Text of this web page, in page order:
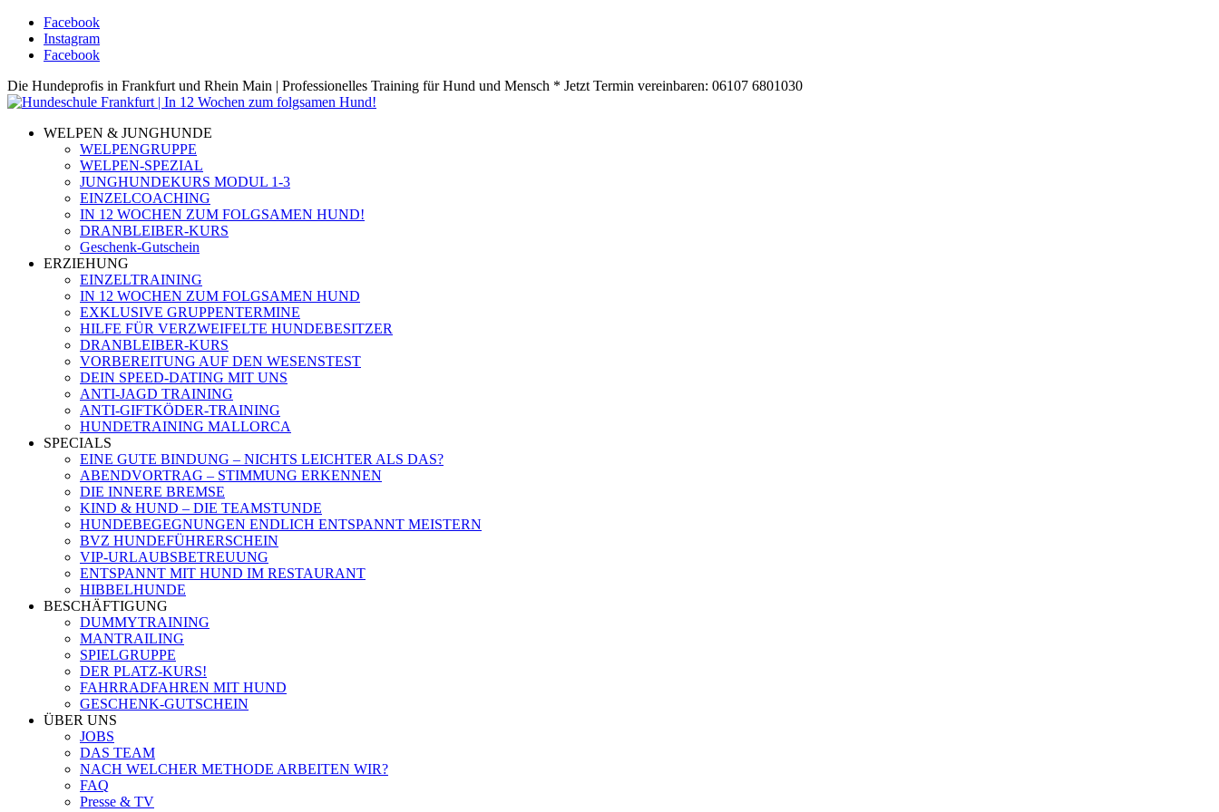
Facebook
Instagram
Facebook
Die Hundeprofis in Frankfurt und Rhein Main | Professionelles Training für Hund und Mensch * Jetzt Termin vereinbaren: 06107 6801030
WELPEN & JUNGHUNDE
WELPENGRUPPE
WELPEN-SPEZIAL
JUNGHUNDEKURS MODUL 1-3
EINZELCOACHING
IN 12 WOCHEN ZUM FOLGSAMEN HUND!
DRANBLEIBER-KURS
Geschenk-Gutschein
ERZIEHUNG
EINZELTRAINING
IN 12 WOCHEN ZUM FOLGSAMEN HUND
EXKLUSIVE GRUPPENTERMINE
HILFE FÜR VERZWEIFELTE HUNDEBESITZER
DRANBLEIBER-KURS
VORBEREITUNG AUF DEN WESENSTEST
DEIN SPEED-DATING MIT UNS
ANTI-JAGD TRAINING
ANTI-GIFTKÖDER-TRAINING
HUNDETRAINING MALLORCA
SPECIALS
EINE GUTE BINDUNG – NICHTS LEICHTER ALS DAS?
ABENDVORTRAG – STIMMUNG ERKENNEN
DIE INNERE BREMSE
KIND & HUND – DIE TEAMSTUNDE
HUNDEBEGEGNUNGEN ENDLICH ENTSPANNT MEISTERN
BVZ HUNDEFÜHRERSCHEIN
VIP-URLAUBSBETREUUNG
ENTSPANNT MIT HUND IM RESTAURANT
HIBBELHUNDE
BESCHÄFTIGUNG
DUMMYTRAINING
MANTRAILING
SPIELGRUPPE
DER PLATZ-KURS!
FAHRRADFAHREN MIT HUND
GESCHENK-GUTSCHEIN
ÜBER UNS
JOBS
DAS TEAM
NACH WELCHER METHODE ARBEITEN WIR?
FAQ
Presse & TV